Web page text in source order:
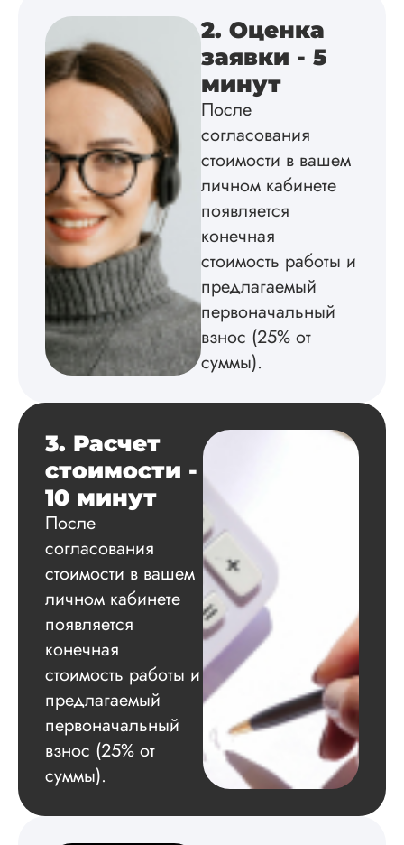
спокойно,
работы отправляли
четко по графику,
Читать полный
Лариса
Вид работы:
Магистерские
диссертации
Дата:
менеджера
около получаса,
грамотный, я
Читать полный
Ольга
Вид работы:
диссертации
2. Оценка
заявки - 5
минут
После
согласования
стоимости в вашем
личном кабинете
появляется
конечная
стоимость работы и
предлагаемый
первоначальный
взнос (25% от
суммы).
3. Расчет
стоимости -
10 минут
После
согласования
стоимости в вашем
личном кабинете
появляется
конечная
стоимость работы и
предлагаемый
первоначальный
взнос (25% от
суммы).